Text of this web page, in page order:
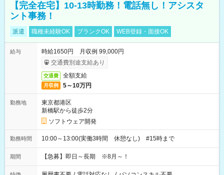
【完全在宅】10-13時勤務！電話無し！アシスタ
ント事務！
派遣 職種未経験OK ブランクOK WEB登録・面接OK
給与
時給1650円 月収例 99,000円
交通費別途支給あり
交通費 全額支給
月収例 5～10万円
勤務地
東京都港区
新橋駅から徒歩2分
ソフトウェア開発
勤務時間 10:00～13:00(実働3時間 休憩なし) #15時まで
期間 【急募】即日～長期 ※8月～！